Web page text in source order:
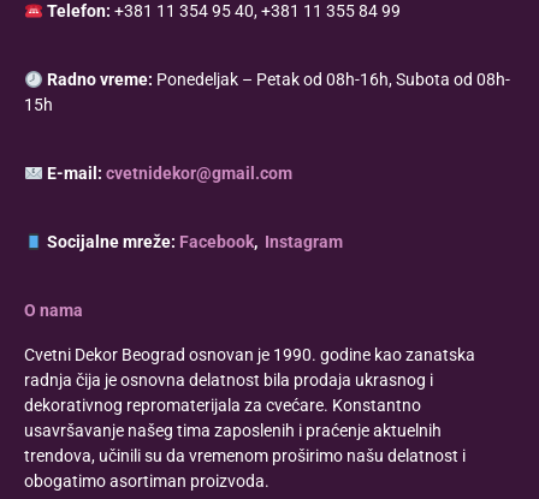
Telefon: +381 11 354 95 40, +381 11 355 84 99
Radno vreme: Ponedeljak – Petak od 08h-16h, Subota od 08h-
15h
E-mail: cvetnidekor@gmail.com
Socijalne mreže: Facebook, Instagram
O nama
Cvetni Dekor Beograd osnovan je 1990. godine kao zanatska
radnja čija je osnovna delatnost bila prodaja ukrasnog i
dekorativnog repromaterijala za cvećare. Konstantno
usavršavanje našeg tima zaposlenih i praćenje aktuelnih
trendova, učinili su da vremenom proširimo našu delatnost i
obogatimo asortiman proizvoda.